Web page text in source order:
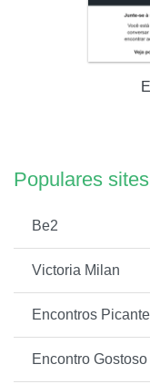
Populares
Be2
Victoria Milan
Encontros
Encontro Gostoso